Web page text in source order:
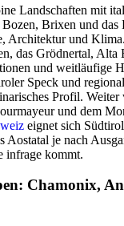
Landschaften mit
Bozen, Brixen und das
Architektur und
das Grödnertal, Alta
und weitläufige
Speck und
Profil. Weiter
und dem
eignet sich
Aostatal je nach
infrage kommt.
Chamonix,